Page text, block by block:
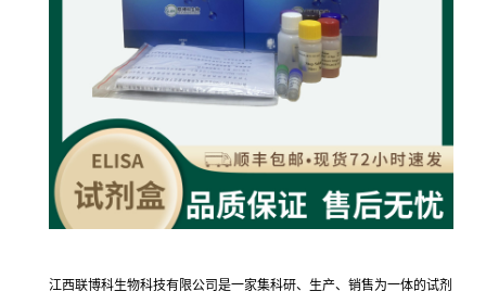
江西联博科生物科技有限公司是一家集科研、生产、销售为一体的试剂